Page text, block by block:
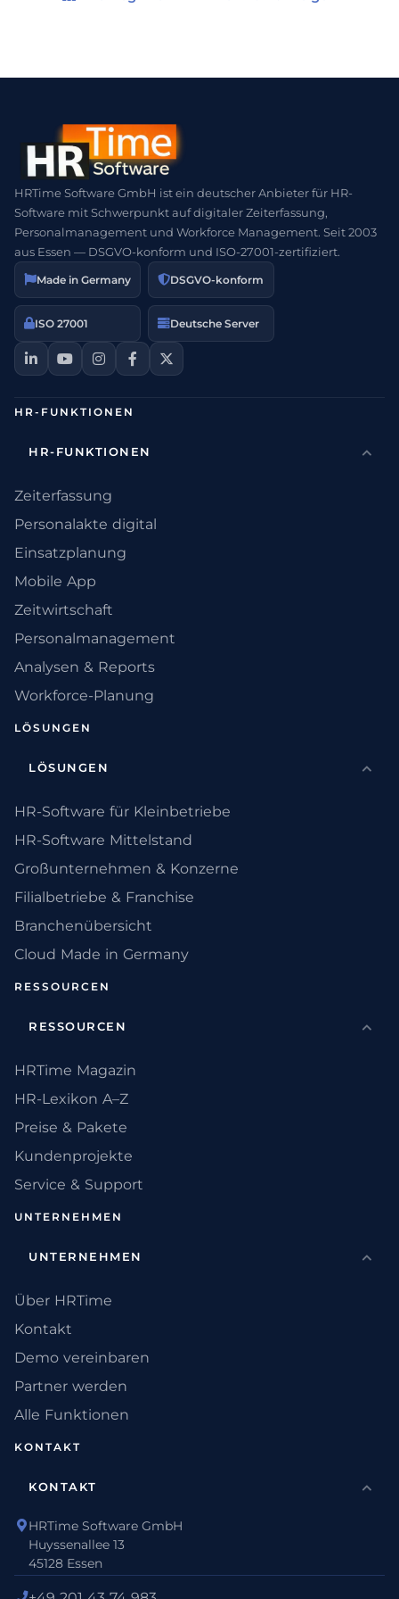
HRTime Software GmbH ist ein deutscher Anbieter für HR-
Software mit Schwerpunkt auf digitaler Zeiterfassung,
Personalmanagement und Workforce Management. Seit 2003
aus Essen — DSGVO-konform und ISO-27001-zertifiziert.
Made in Germany DSGVO-konform
ISO 27001 Deutsche Server
HR-FUNKTIONEN
HR-FUNKTIONEN
Zeiterfassung
Personalakte digital
Einsatzplanung
Mobile App
Zeitwirtschaft
Personalmanagement
Analysen & Reports
Workforce-Planung
LÖSUNGEN
LÖSUNGEN
HR-Software für Kleinbetriebe
HR-Software Mittelstand
Großunternehmen & Konzerne
Filialbetriebe & Franchise
Branchenübersicht
Cloud Made in Germany
RESSOURCEN
RESSOURCEN
HRTime Magazin
HR-Lexikon A–Z
Preise & Pakete
Kundenprojekte
Service & Support
UNTERNEHMEN
UNTERNEHMEN
Über HRTime
Kontakt
Demo vereinbaren
Partner werden
Alle Funktionen
KONTAKT
KONTAKT
HRTime Software GmbH
Huyssenallee 13
45128 Essen